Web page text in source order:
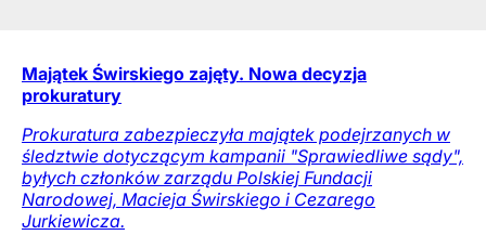
Majątek Świrskiego zajęty. Nowa decyzja
prokuratury
Prokuratura zabezpieczyła majątek podejrzanych w
śledztwie dotyczącym kampanii "Sprawiedliwe sądy",
byłych członków zarządu Polskiej Fundacji
Narodowej, Macieja Świrskiego i Cezarego
Jurkiewicza.